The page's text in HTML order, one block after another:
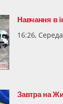
Навчання в
16:26,
Завтра на